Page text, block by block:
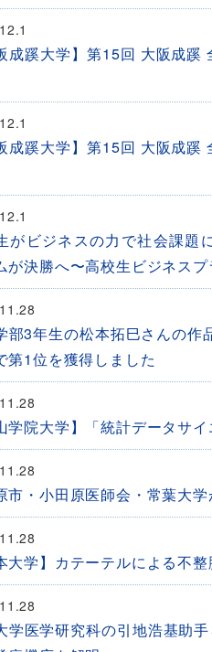
成蹊大学】第15回 大阪成
成蹊大学】第15回 大阪成
がビジネスの力で社会課題
が決勝へ〜高校生ビジネス
部3年生の松本拓巳さんの作
第1位を獲得しました
学院大学】「統計データサ
市・小田原医師会・常葉大
大学】カテーテルによる不
学医学研究科の引地浩基助